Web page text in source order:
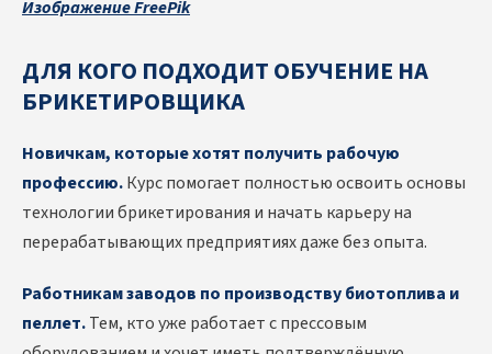
Изображение FreePik
ДЛЯ КОГО ПОДХОДИТ ОБУЧЕНИЕ НА
БРИКЕТИРОВЩИКА
Новичкам, которые хотят получить рабочую
профессию.Курс помогает полностью освоить основы
технологии брикетирования и начать карьеру на
перерабатывающих предприятиях даже без опыта.
Работникам заводов по производству биотоплива и
пеллет.Тем, кто уже работает с прессовым